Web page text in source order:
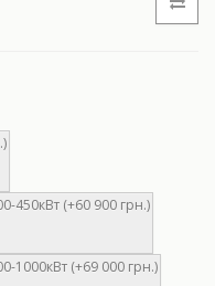
450кВт (+60 900 грн.)
1000кВт (+69 000 грн.)